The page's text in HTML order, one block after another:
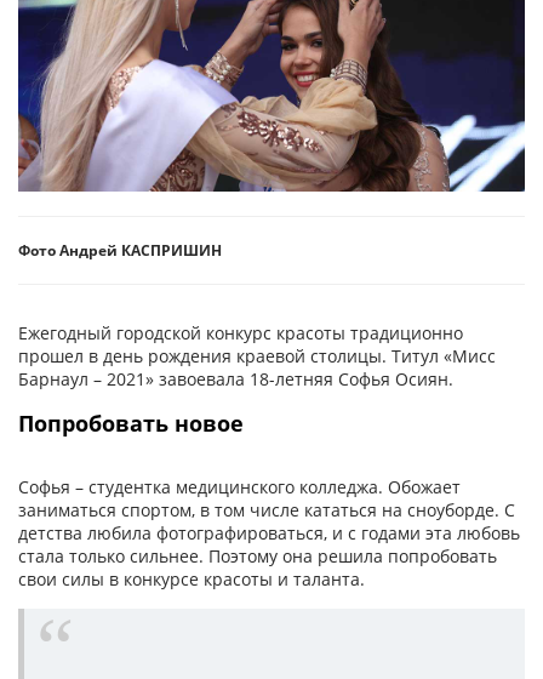
Фото Андрей КАСПРИШИН
Ежегодный городской конкурс красоты традиционно
прошел в день рождения краевой столицы. Титул «Мисс
Барнаул – 2021» завоевала 18-летняя Софья Осиян.
Попробовать новое
Софья – студентка медицинского колледжа. Обожает
заниматься спортом, в том числе кататься на сноуборде. С
детства любила фотографироваться, и с годами эта любовь
стала только сильнее. Поэтому она решила попробовать
свои силы в конкурсе красоты и таланта.